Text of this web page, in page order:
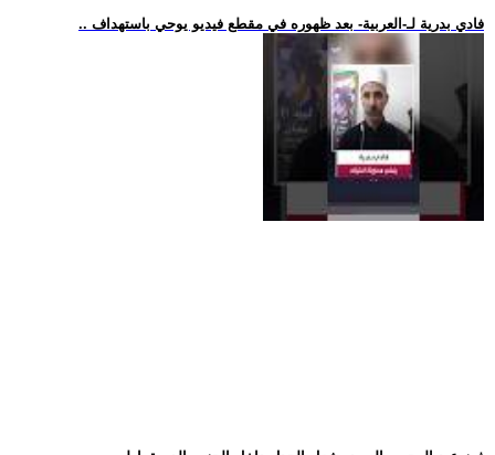
.. فادي بدرية لـ-العربية- بعد ظهوره في مقطع فيديو يوحي باستهداف